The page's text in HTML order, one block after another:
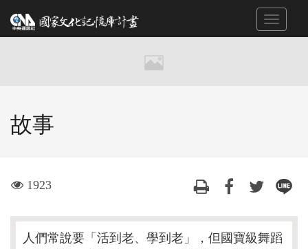
到
Toggle
故事
visit
1923
人們常說要「活到老、學到老」，但國寶級舞蹈